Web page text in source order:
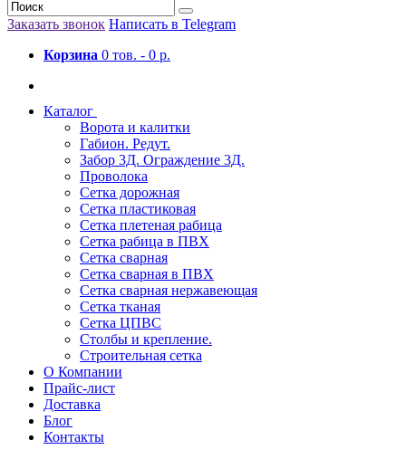
Заказать звонок Написать в Telegram
Корзина 0 тов. - 0 р.
Каталог
Ворота и калитки
Габион. Редут.
Забор 3Д. Ограждение 3Д.
Проволока
Сетка дорожная
Сетка пластиковая
Сетка плетеная рабица
Сетка рабица в ПВХ
Сетка сварная
Сетка сварная в ПВХ
Сетка сварная нержавеющая
Сетка тканая
Сетка ЦПВС
Столбы и крепление.
Строительная сетка
О Компании
Прайс-лист
Доставка
Блог
Контакты